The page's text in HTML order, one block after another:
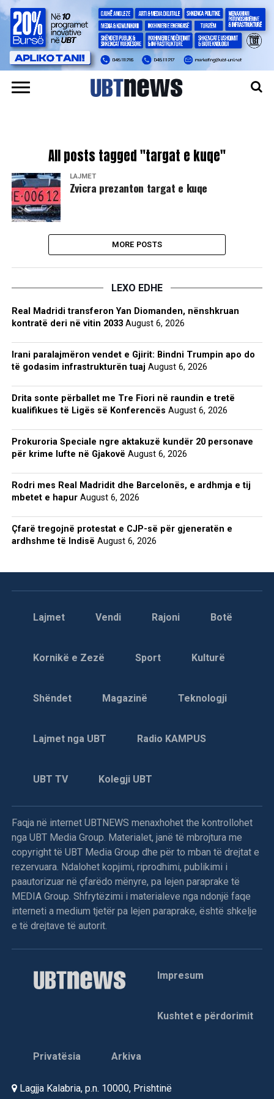
All posts tagged "targat e kuqe"
LAJMET
Zvicra prezanton targat e kuqe
MORE POSTS
LEXO EDHE
Real Madridi transferon Yan Diomanden, nënshkruan
kontratë deri në vitin 2033 August 6, 2026
Irani paralajmëron vendet e Gjirit: Bindni Trumpin apo do
të godasim infrastrukturën tuaj August 6, 2026
Drita sonte përballet me Tre Fiori në raundin e tretë
kualifikues të Ligës së Konferencës August 6, 2026
Prokuroria Speciale ngre aktakuzë kundër 20 personave
për krime lufte në Gjakovë August 6, 2026
Rodri mes Real Madridit dhe Barcelonës, e ardhmja e tij
mbetet e hapur August 6, 2026
Çfarë tregojnë protestat e CJP-së për gjeneratën e
ardhshme të Indisë August 6, 2026
Lajmet Vendi Rajoni Botë
Kornikë e Zezë Sport Kulturë
Shëndet Magazinë Teknologji
Lajmet nga UBT Radio KAMPUS
UBT TV Kolegji UBT
Faqja në internet UBTNEWS menaxhohet the kontrollohet
nga UBT Media Group. Materialet, janë të mbrojtura me
copyright të UBT Media Group dhe për to mban të drejtat e
rezervuara. Ndalohet kopjimi, riprodhimi, publikimi i
paautorizuar në çfarëdo mënyre, pa lejen paraprake të
MEDIA Group. Shfrytëzimi i materialeve nga ndonjë faqe
interneti a medium tjetër pa lejen paraprake, është shkelje
e të drejtave të autorit.
Impresum
Kushtet e përdorimit
Privatësia Arkiva
Lagjja Kalabria, p.n. 10000, Prishtinë